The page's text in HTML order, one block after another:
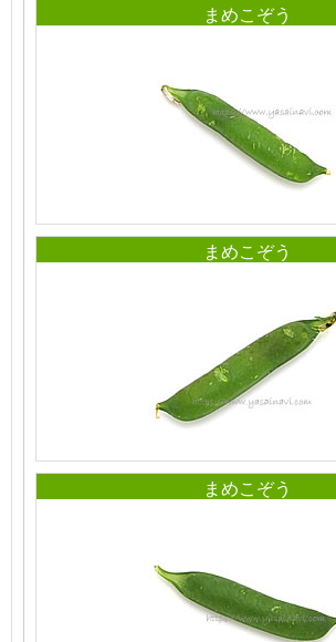
まめこぞう
まめこぞう
まめこぞう